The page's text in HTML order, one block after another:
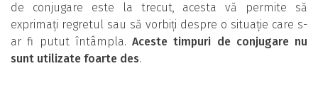
de conjugare este la trecut, acesta vă permite să
exprimați regretul sau să vorbiți despre o situație care s-
ar fi putut întâmpla. Aceste timpuri de conjugare nu
sunt utilizate foarte des.